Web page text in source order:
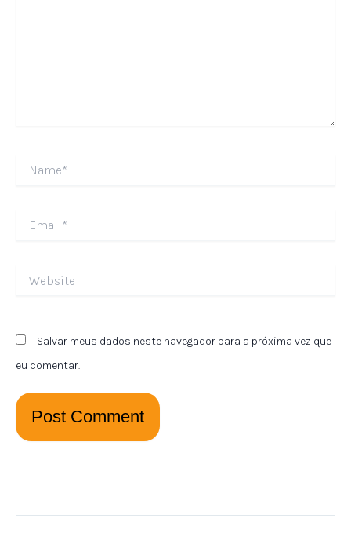
Salvar meus dados neste navegador para a próxima vez que
eu comentar.